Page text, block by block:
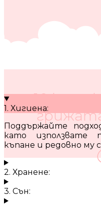
10
1. Хигиена:
Поддържайте
като използвате
къпане и редовно му
2. Хранене:
3. Сън: